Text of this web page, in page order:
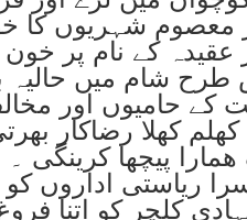
معصوم شہریوں کا
کے نام پر
شام میں حالیہ
حامیوں اور
کھلا رضاکار
پیچھا کرینگی
ریاستی اداروں
کلچر کو اتنا فروغ